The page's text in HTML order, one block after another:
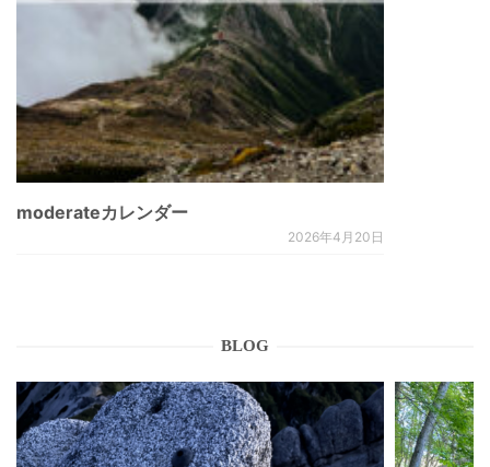
moderateカレンダー
2026年4月20日
BLOG